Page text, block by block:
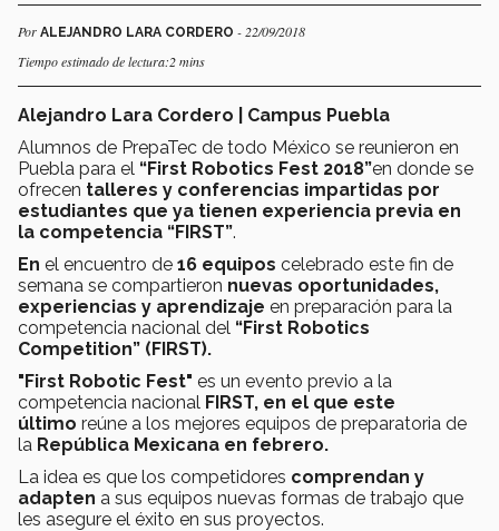
Por ALEJANDRO LARA CORDERO - 22/09/2018
Tiempo estimado de lectura:2 mins
Alejandro Lara Cordero | Campus Puebla
Alumnos de PrepaTec de todo México se reunieron en
Puebla para el “First Robotics Fest 2018”en donde se
ofrecen talleres y conferencias impartidas por
estudiantes que ya tienen experiencia previa en
la competencia “FIRST”.
En el encuentro de 16 equipos celebrado este fin de
semana se compartieron nuevas oportunidades,
experiencias y aprendizaje en preparación para la
competencia nacional del “First Robotics
Competition” (FIRST).
"First Robotic Fest" es un evento previo a la
competencia nacional FIRST, en el que este
último reúne a los mejores equipos de preparatoria de
la República Mexicana en febrero.
La idea es que los competidores comprendan y
adapten a sus equipos nuevas formas de trabajo que
les asegure el éxito en sus proyectos.